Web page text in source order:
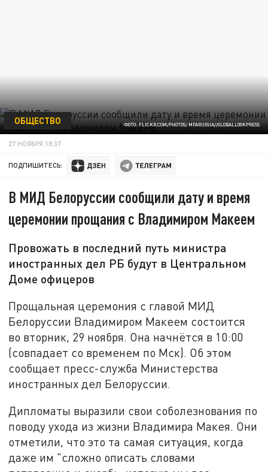
ФОТО: FLICKR.COM/PHOTOS/ MFARUSSIA//GLOBALLOOKPRESS
ОБЩЕСТВО
27 НОЯБРЯ 18:37
ПОДПИШИТЕСЬ:
В МИД Белоруссии сообщили дату и время
церемонии прощания с Владимиром Макеем
Провожать в последний путь министра
иностранных дел РБ будут в Центральном
Доме офицеров
Прощальная церемония с главой МИД
Белоруссии Владимиром Макеем состоится
во вторник, 29 ноября. Она начнётся в 10:00
(совпадает со временем по Мск). Об этом
сообщает пресс-служба Министерства
иностранных дел Белоруссии.
Дипломаты выразили свои соболезнования по
поводу ухода из жизни Владимира Макея. Они
отметили, что это та самая ситуация, когда
даже им "сложно описать словами